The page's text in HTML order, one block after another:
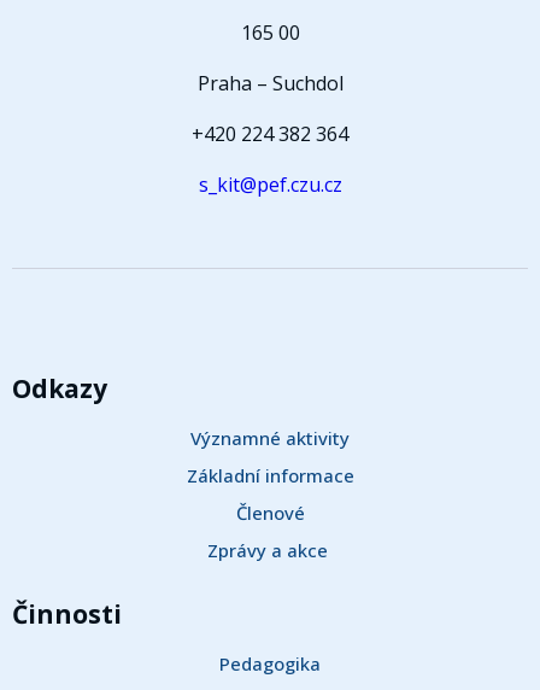
165 00
Praha – Suchdol
+420 224 382 364
s_kit@pef.czu.cz
Odkazy
Významné aktivity
Základní informace
Členové
Zprávy a akce
Činnosti
Pedagogika